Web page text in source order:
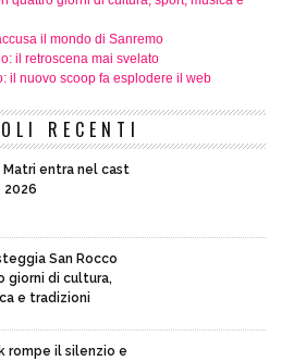
il mondo di Sanremo
il retroscena mai svelato
il nuovo scoop fa esplodere il web
RECENTI
Matri entra nel cast
2026
San Rocco
giorni di cultura,
e tradizioni
rompe il silenzio e